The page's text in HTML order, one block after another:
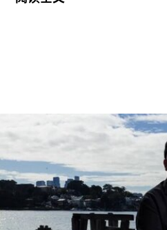
列入世界遗产名录。这组统
空间，涵盖住宅、公共、
根据联合国教科文组织的
人为本、因地制宜且富有
了芬兰对现代建筑的重要贡
入选项目中最早期的代表
“阿尔瓦·阿尔托之家”（